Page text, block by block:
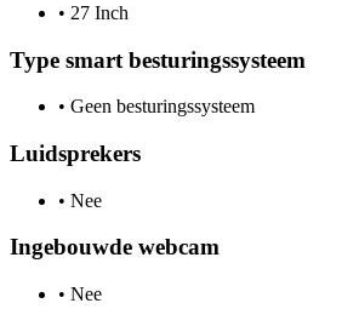
• 27 Inch
Type smart besturingssysteem
• Geen besturingssysteem
Luidsprekers
• Nee
Ingebouwde webcam
• Nee